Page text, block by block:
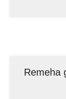
Remeha